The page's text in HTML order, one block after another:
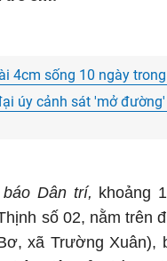
4cm sống 10 ngày
úy cảnh sát 'mở
Dân trí, khoảng
số 02, nằm trên
xã Trường Xuân),